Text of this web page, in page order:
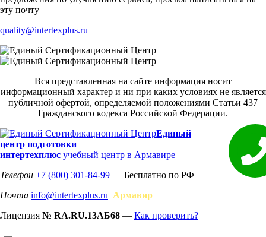
эту почту
quality@intertexplus.ru
Вся представленная на сайте информация носит
информационный характер и ни при каких условиях не является
публичной офертой, определяемой положениями Статьи 437
Гражданского кодекса Российской Федерации.
Единый
центр подготовки
интертехплюс учебный центр в Армавире
Телефон +7 (800) 301-84-99 — Бесплатно по РФ
Почта info@intertexplus.ru Армавир
Лицензия № RA.RU.13АБ68 — Как проверить?